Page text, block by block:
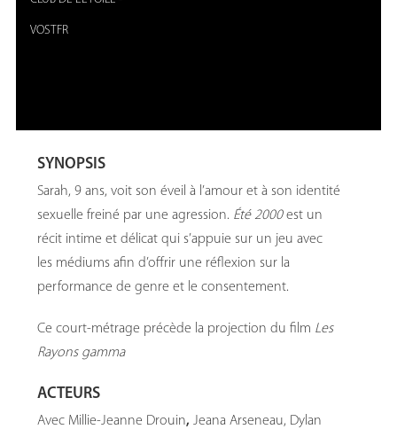
VOSTFR
SYNOPSIS
Sarah, 9 ans, voit son éveil à l’amour et à son identité
sexuelle freiné par une agression. Été 2000est un
récit intime et délicat qui s’appuie sur un jeu avec
les médiums afin d’offrir une réflexion sur la
performance de genre et le consentement.
Ce court-métrage précède la projection du film Les
Rayons gamma
ACTEURS
Avec Millie-Jeanne Drouin, Jeana Arseneau, Dylan